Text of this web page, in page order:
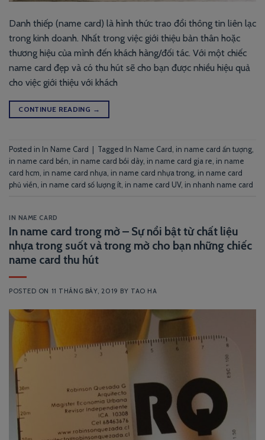
Danh thiếp (name card) là hình thức trao đổi thông tin liên lạc
trong kinh doanh. Nhất trong việc giới thiệu bản thân hoặc
thương hiệu của mình đến khách hàng/đối tác. Với một chiếc
name card đẹp và có thu hút sẽ cho bạn được nhiều hiệu quả
cho việc giới thiệu với khách
CONTINUE READING →
Posted in In Name Card Tagged In Name Card , in name card ấn tượng,
in name card bền, in name card bồi dày, in name card gia re, in name
card hcm, in name card nhựa, in name card nhựa trong, in name card
phủ viền, in name card số lượng ít, in name card UV, in nhanh name card
IN NAME CARD
In name card trong mờ – Sự nổi bật từ chất liệu
nhựa trong suốt và trong mờ cho bạn những chiếc
name card thu hút
POSTED ON 11 THÁNG BẢY, 2019 BY TAO HA